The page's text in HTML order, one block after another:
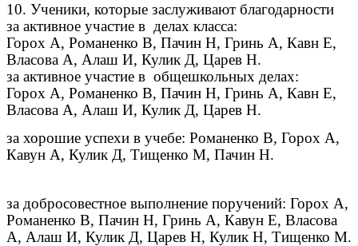
10. Ученики, которые заслуживают благодарности
за активное участие в делах класса:
Горох А, Романенко В, Пачин Н, Гринь А, Кавн Е,
Власова А, Алаш И, Кулик Д, Царев Н.
за активное участие в общешкольных делах:
Горох А, Романенко В, Пачин Н, Гринь А, Кавн Е,
Власова А, Алаш И, Кулик Д, Царев Н.
за хорошие успехи в учебе: Романенко В, Горох А,
Кавун А, Кулик Д, Тищенко М, Пачин Н.
за добросовестное выполнение поручений: Горох А,
Романенко В, Пачин Н, Гринь А, Кавун Е, Власова
А, Алаш И, Кулик Д, Царев Н, Кулик Н, Тищенко М.